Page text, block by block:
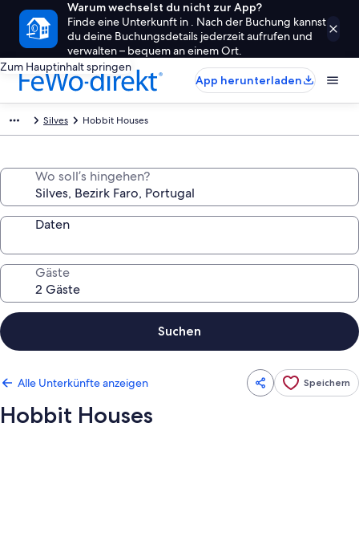
Warum wechselst du nicht zur App?
Finde eine Unterkunft in . Nach der Buchung kannst
du deine Buchungsdetails jederzeit aufrufen und
verwalten – bequem an einem Ort.
Zum Hauptinhalt springen
App herunterladen
Silves Hobbit Houses
Wo soll’s hingehen?
Daten
Gäste
Suchen
Alle Unterkünfte anzeigen Speichern
Hobbit Houses